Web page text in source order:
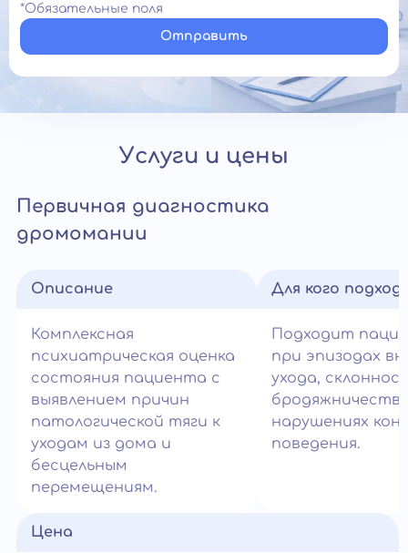
*Обязательные поля
Отправить
Услуги и цены
Первичная диагностика
дромомании
Описание
Комплексная
психиатрическая оценка
состояния пациента с
выявлением причин
патологической тяги к
уходам из дома и
бесцельным
перемещениям.
Для кого
Подходит
при эпизодах
ухода,
нарушениях
поведения.
Цена